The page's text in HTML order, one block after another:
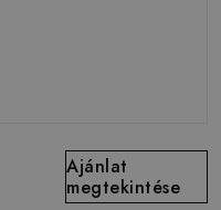
Ajánlat
megtekintése